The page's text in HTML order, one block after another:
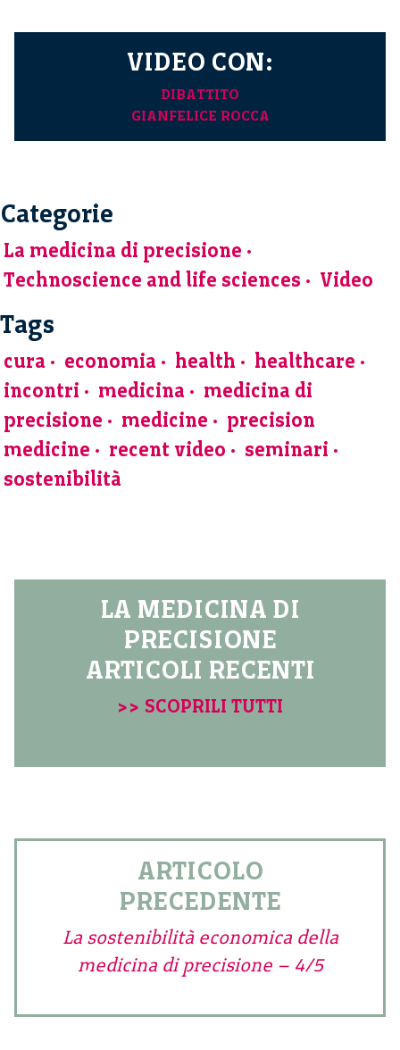
VIDEO CON:
DIBATTITO
GIANFELICE ROCCA
Categorie
La medicina di precisione
Technoscience and life sciences
Video
Tags
cura economia health
healthcare
incontri
medicina
medicina di
precisione
medicine
precision
medicine
recent video
seminari
sostenibilità
LA MEDICINA DI
PRECISIONE
ARTICOLI RECENTI
>> SCOPRILI TUTTI
ARTICOLO
PRECEDENTE
La sostenibilità economica della
medicina di precisione – 4/5